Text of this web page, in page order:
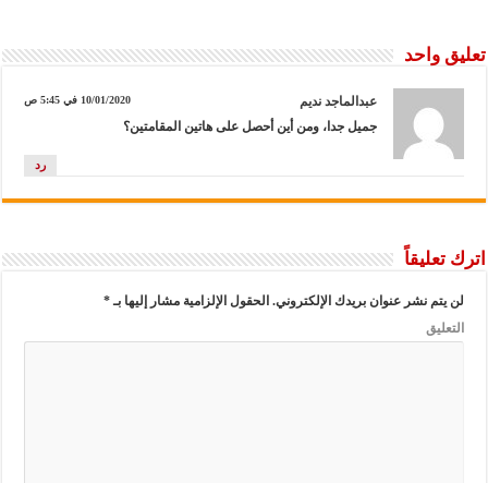
تعليق واحد
عبدالماجد نديم 10/01/2020 في 5:45 ص
جميل جدا، ومن أين أحصل على هاتين المقامتين؟
رد
اترك تعليقاً
لن يتم نشر عنوان بريدك الإلكتروني. الحقول الإلزامية مشار إليها بـ*
التعليق